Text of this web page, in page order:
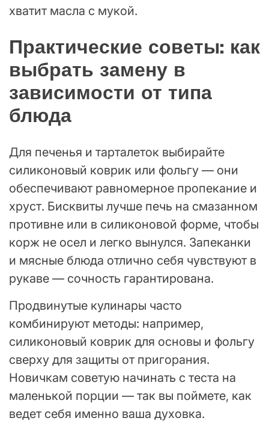
хватит масла с мукой.
Практические советы: как
выбрать замену в
зависимости от типа
блюда
Для печенья и тарталеток выбирайте
силиконовый коврик или фольгу — они
обеспечивают равномерное пропекание и
хруст. Бисквиты лучше печь на смазанном
противне или в силиконовой форме, чтобы
корж не осел и легко вынулся. Запеканки
и мясные блюда отлично себя чувствуют в
рукаве — сочность гарантирована.
Продвинутые кулинары часто
комбинируют методы: например,
силиконовый коврик для основы и фольгу
сверху для защиты от пригорания.
Новичкам советую начинать с теста на
маленькой порции — так вы поймете, как
ведет себя именно ваша духовка.